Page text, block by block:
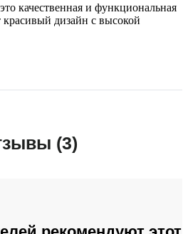
качественная и функциональная
красивый дизайн с высокой
(3)